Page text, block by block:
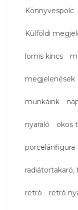
Könnyvespolc
Külföldi
lomis kincs
megjelenések
munkáink
nyaraló okos
porcelánfigura
radiátortakaró,
retró retró